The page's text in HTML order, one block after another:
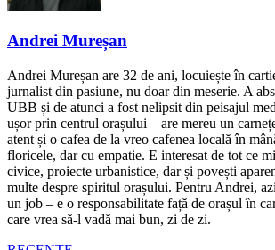
Andrei Mureșan
Andrei Mureșan are 32 de ani, locuiește în
jurnalist din pasiune, nu doar din meserie. A
UBB și de atunci a fost nelipsit din peisajul
ușor prin centrul orașului – are mereu un
atent și o cafea de la vreo cafenea locală în
floricele, dar cu empatie. E interesat de tot ce
civice, proiecte urbanistice, dar și povești
multe despre spiritul orașului. Pentru Andrei,
un job – e o responsabilitate față de orașul în
care vrea să-l vadă mai bun, zi de zi.